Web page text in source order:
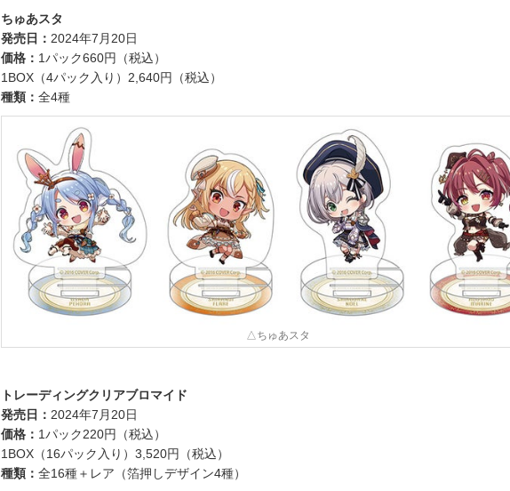
ちゅあスタ
発売日： 2024年7月20日
価格： 1パック660円（税込）
1BOX（4パック入り）2,640円（税込）
種類：全4種
△ちゅあスタ
トレーディングクリアブロマイド
発売日： 2024年7月20日
価格： 1パック220円（税込）
1BOX（16パック入り）3,520円（税込）
種類：全16種＋レア（箔押しデザイン4種）